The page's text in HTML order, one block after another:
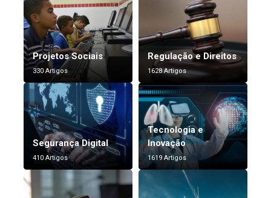
Projetos Sociais
330 Artigos
Regulação e Direitos
1628 Artigos
Segurança Digital
410 Artigos
Tecnologia e
Inovação
1619 Artigos